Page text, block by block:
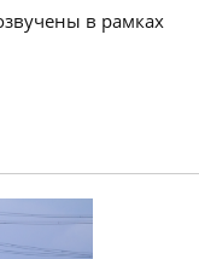
в рамках